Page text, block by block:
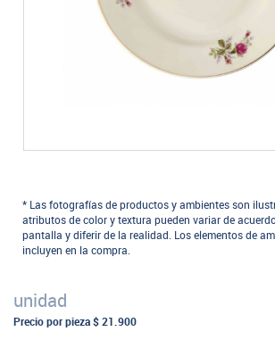
* Las fotografías de productos y ambientes son
atributos de color y textura pueden variar de
pantalla y diferir de la realidad. Los elementos de
incluyen en la compra.
unidad
Precio por pieza $ 21.900